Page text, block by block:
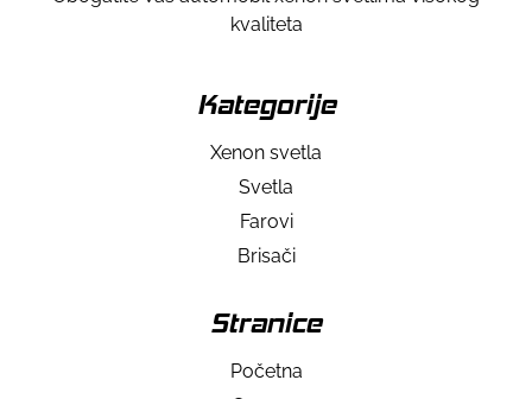
kvaliteta
Kategorije
Xenon svetla
Svetla
Farovi
Brisači
Stranice
Početna